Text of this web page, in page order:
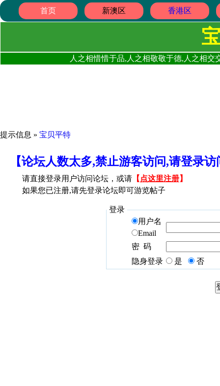
首页 新澳区 香港区
人之相惜惜于品,人之相敬敬于德,人之相
提示信息 » 宝贝平特
【论坛人数太多,禁止游客访问,请登录
请直接登录用户访问论坛，或请 【 点这里注册】
如果您已注册,请先登录论坛即可游览帖子
登录
用户名
Email
密 码
隐身登录
是 否